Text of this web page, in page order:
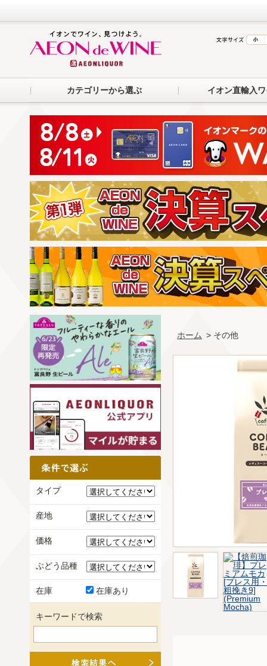
カテゴリーから選ぶ イオン直輸入
ホーム > その他
タイプ
産地
価格
ぶどう品種
在庫 在庫あり
キーワードで検索